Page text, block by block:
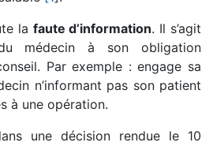
la faute d’information. Il s’agit
du médecin à son obligation
Par exemple : engage sa
n’informant pas son patient
à une opération.
une décision rendue le 10